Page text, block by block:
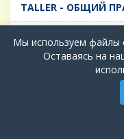
TALLER - ОБЩИЙ
TIMA - посуда для
кухонные
БИОСТАЛЬ -
Мы используем файлы
Оставаясь на